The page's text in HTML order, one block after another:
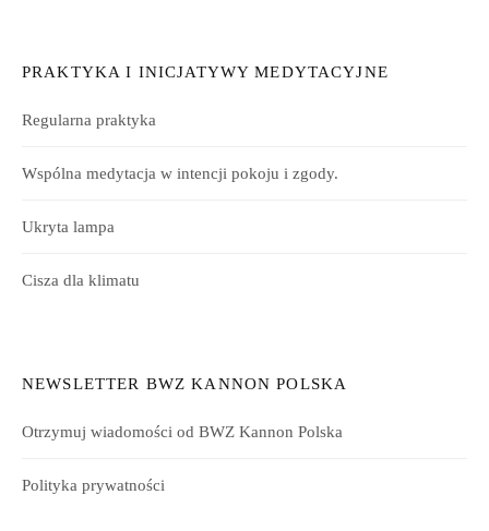
PRAKTYKA I INICJATYWY MEDYTACYJNE
Regularna praktyka
Wspólna medytacja w intencji pokoju i zgody.
Ukryta lampa
Cisza dla klimatu
NEWSLETTER BWZ KANNON POLSKA
Otrzymuj wiadomości od BWZ Kannon Polska
Polityka prywatności